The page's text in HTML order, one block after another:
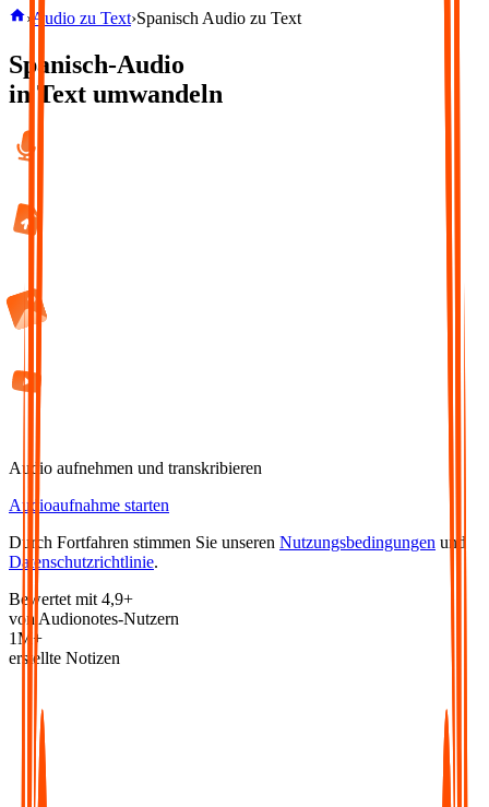
› Audio zu Text›Spanisch Audio zu Text
Spanisch-Audio
in Text umwandeln
Audio aufnehmen und transkribieren
Audioaufnahme starten
Durch Fortfahren stimmen Sie unseren Nutzungsbedingungen und
Datenschutzrichtlinie.
Bewertet mit 4,9+
von Audionotes-Nutzern
1M+
erstellte Notizen